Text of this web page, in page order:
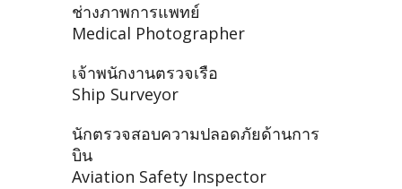
ช่างภาพการแพทย์
Medical Photographer
เจ้าพนักงานตรวจเรือ
Ship Surveyor
นักตรวจสอบความปลอดภัยด้านการ
บิน
Aviation Safety Inspector